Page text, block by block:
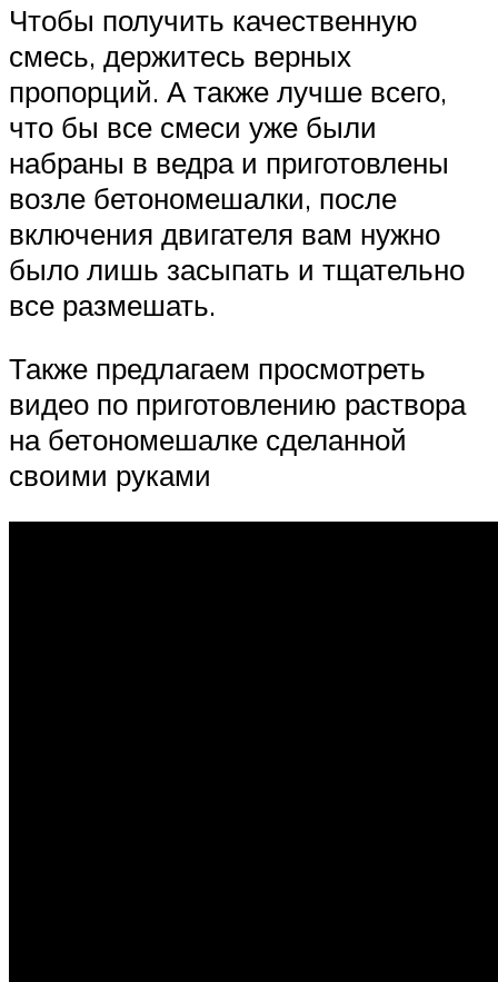
Чтобы получить качественную
смесь, держитесь верных
пропорций. А также лучше всего,
что бы все смеси уже были
набраны в ведра и приготовлены
возле бетономешалки, после
включения двигателя вам нужно
было лишь засыпать и тщательно
все размешать.
Также предлагаем просмотреть
видео по приготовлению раствора
на бетономешалке сделанной
своими руками